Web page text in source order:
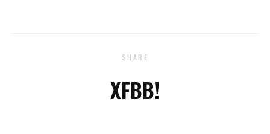
SHARE
XFBB!